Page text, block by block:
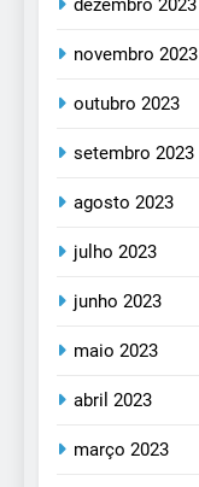
dezembro 2023
novembro 2023
outubro 2023
setembro 2023
agosto 2023
julho 2023
junho 2023
maio 2023
abril 2023
março 2023